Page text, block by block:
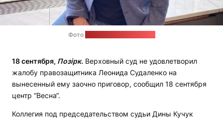
Фото
18 сентября, Позірк. Верховный суд не удовлетворил
жалобу правозащитника Леонида Судаленко на
вынесенный ему заочно приговор, сообщил 18 сентября
центр “Весна“.
Коллегия под председательством судьи Дины Кучук